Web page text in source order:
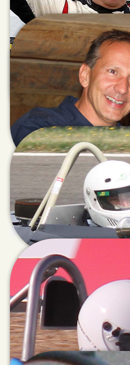
JohnDOE
Jean
Karl JOLLIVET